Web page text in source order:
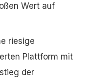
Wert auf
riesige
Plattform mit
der